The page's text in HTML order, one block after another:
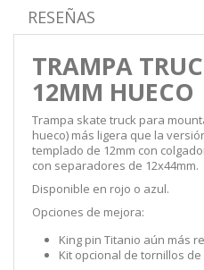
RESEÑAS
TRAMPA
12MM HUECO
Trampa skate truck para
hueco) más ligera que la
templado de 12mm con
con separadores de 12x44mm.
Disponible en rojo o azul.
Opciones de mejora:
King pin Titanio aún más
Kit opcional de tornillos